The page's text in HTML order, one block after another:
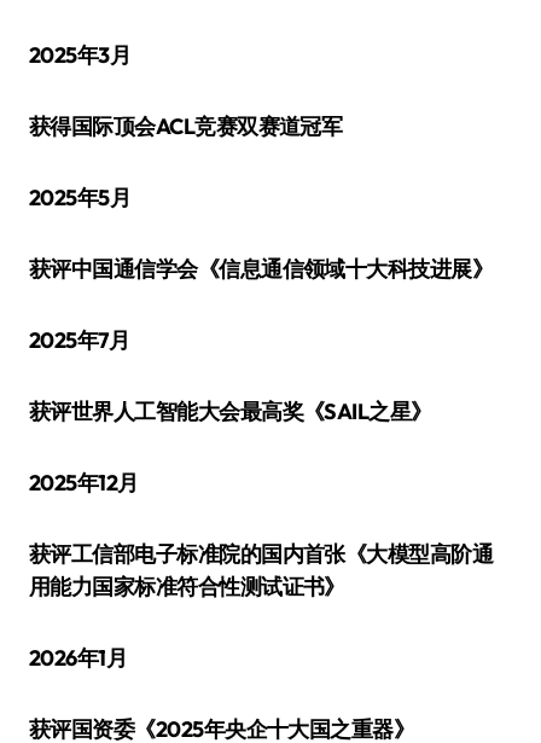
2025年3月
获得国际顶会ACL竞赛双赛道冠军
2025年5月
获评中国通信学会《信息通信领域十大科技进展》
2025年7月
获评世界人工智能大会最高奖《SAIL之星》
2025年12月
获评工信部电子标准院的国内首张《大模型高阶通
用能力国家标准符合性测试证书》
2026年1月
获评国资委《2025年央企十大国之重器》